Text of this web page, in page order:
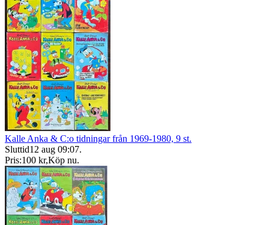
Kalle Anka & C:o tidningar från 1969-1980, 9 st.
Sluttid12 aug 09:07.
Pris:100 kr,Köp nu.